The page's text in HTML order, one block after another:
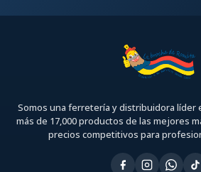
Somos una ferretería y distribuidora líder
más de 17,000 productos de las mejores
precios competitivos para